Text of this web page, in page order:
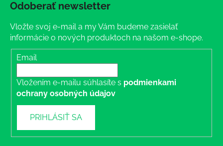
Odoberať newsletter
Vložte svoj e-mail a my Vám budeme zasielať
informácie o nových produktoch na našom e-shope.
Email
Vložením e-mailu súhlasíte s podmienkami
ochrany osobných údajov
PRIHLÁSIŤ SA